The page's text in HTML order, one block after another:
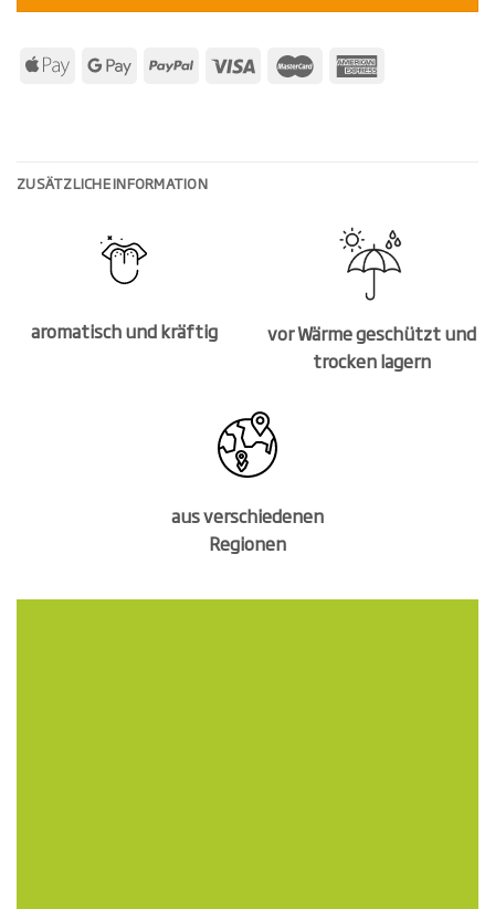
ZUSÄTZLICHE INFORMATION
aromatisch und kräftig
vor Wärme geschützt und
trocken lagern
aus verschiedenen
Regionen